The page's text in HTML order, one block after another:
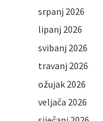
srpanj 2026
lipanj 2026
svibanj 2026
travanj 2026
ožujak 2026
veljača 2026